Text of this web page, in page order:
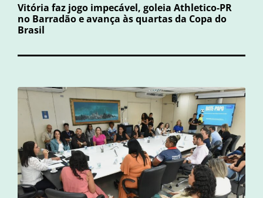
Vitória faz jogo impecável, goleia Athletico-PR
no Barradão e avança às quartas da Copa do
Brasil